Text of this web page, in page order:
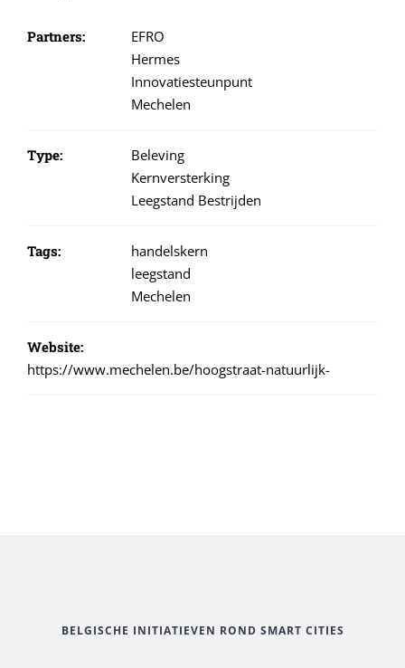
Partners:
EFRO
Hermes
Innovatiesteunpunt
Mechelen
Type:
Beleving
Kernversterking
Leegstand Bestrijden
Tags:
handelskern
leegstand
Mechelen
Website:
https://www.mechelen.be/hoogstraat-natuurlijk-
BELGISCHE INITIATIEVEN ROND SMART CITIES